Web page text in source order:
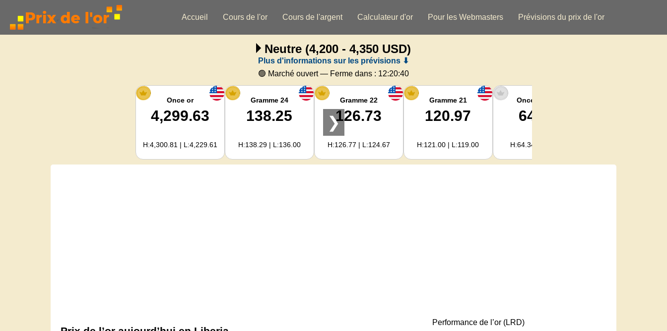
Accueil Cours de l'or Cours de l'argent Calculateur d'or Pour les Webmasters Prévisions du prix de l'or
Neutre (4,200 - 4,350 USD)
Plus d'informations sur les prévisions ⬇
🟢 Marché ouvert — Ferme dans : 12:20:39
Once or
4,299.63
H:4,300.81 | L:4,229.61
Gramme 24
138.25
H:138.29 | L:136.00
Gramme 22
126.73
H:126.77 | L:124.67
Gramme 21
120.97
H:121.00 | L:119.00
Once argent
64.16
H:64.34 | L:61.15
❯
Performance de l’or (LRD)